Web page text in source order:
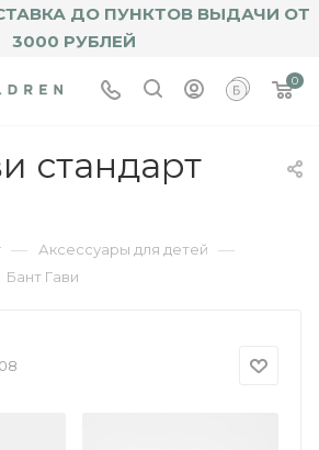
ДО ПУНКТОВ ВЫДАЧИ ОТ
3000 РУБЛЕЙ
0
стандарт
— Аксессуары для детей —
Бант Гави